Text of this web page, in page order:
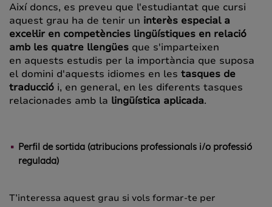
Així doncs, es preveu que l'estudiantat que cursi
aquest grau ha de tenir un interès especial a
excel·lir en competències lingüístiques en relació
amb les quatre llengües que s'imparteixen
en aquests estudis per la importància que suposa
el domini d'aquests idiomes en les tasques de
traducció i, en general, en les diferents tasques
relacionades amb la lingüística aplicada.
Perfil de sortida (atribucions professionals i/o professió
regulada)
T’interessa aquest grau si vols formar-te per